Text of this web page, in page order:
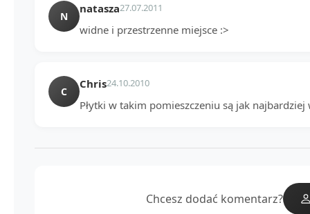
N
natasza27.07.2011
widne i przestrzenne miejsce :>
C
Chris24.10.2010
Płytki w takim pomieszczeniu są jak najbardziej
Chcesz dodać komentarz?